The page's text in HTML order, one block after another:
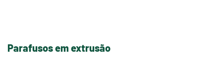
Parafusos em extrusão